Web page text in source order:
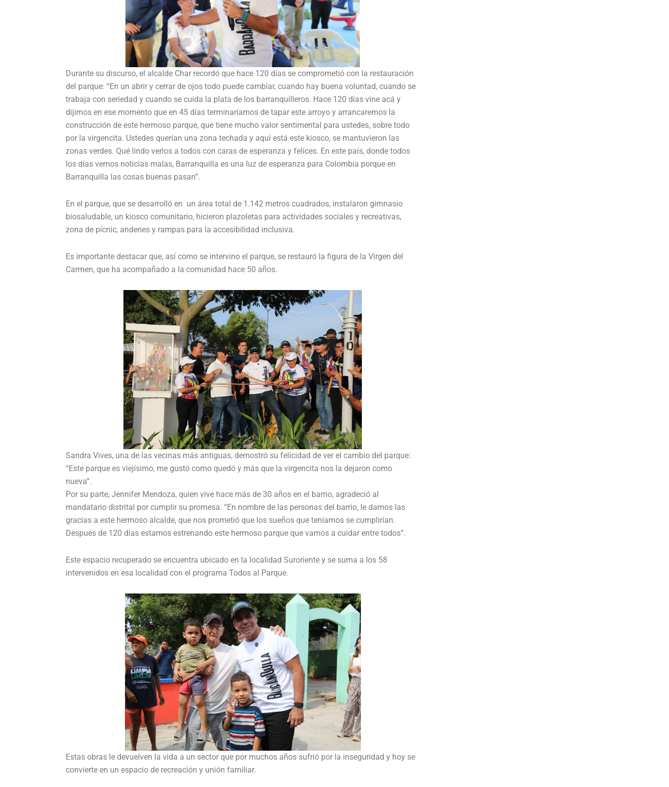
Durante su discurso, el alcalde Char recordó que hace 120 días se comprometió con la restauración
del parque: “En un abrir y cerrar de ojos todo puede cambiar, cuando hay buena voluntad, cuando se
trabaja con seriedad y cuando se cuida la plata de los barranquilleros. Hace 120 días vine acá y
dijimos en ese momento que en 45 días terminaríamos de tapar este arroyo y arrancaremos la
construcción de este hermoso parque, que tiene mucho valor sentimental para ustedes, sobre todo
por la virgencita. Ustedes querían una zona techada y aquí está este kiosco, se mantuvieron las
zonas verdes. Qué lindo verlos a todos con caras de esperanza y felices. En este país, donde todos
los días vemos noticias malas, Barranquilla es una luz de esperanza para Colombia porque en
Barranquilla las cosas buenas pasan”.
En el parque, que se desarrolló en un área total de 1.142 metros cuadrados, instalaron gimnasio
biosaludable, un kiosco comunitario, hicieron plazoletas para actividades sociales y recreativas,
zona de pícnic, andenes y rampas para la accesibilidad inclusiva.
Es importante destacar que, así como se intervino el parque, se restauró la figura de la Virgen del
Carmen, que ha acompañado a la comunidad hace 50 años.
Sandra Vives, una de las vecinas más antiguas, demostró su felicidad de ver el cambio del parque:
“Este parque es viejísimo, me gustó como quedó y más que la virgencita nos la dejaron como
nueva”.
Por su parte, Jennifer Mendoza, quien vive hace más de 30 años en el barrio, agradeció al
mandatario distrital por cumplir su promesa: “En nombre de las personas del barrio, le damos las
gracias a este hermoso alcalde, que nos prometió que los sueños que teníamos se cumplirían.
Después de 120 días estamos estrenando este hermoso parque que vamos a cuidar entre todos”.
Este espacio recuperado se encuentra ubicado en la localidad Suroriente y se suma a los 58
intervenidos en esa localidad con el programa Todos al Parque.
Estas obras le devuelven la vida a un sector que por muchos años sufrió por la inseguridad y hoy se
convierte en un espacio de recreación y unión familiar.